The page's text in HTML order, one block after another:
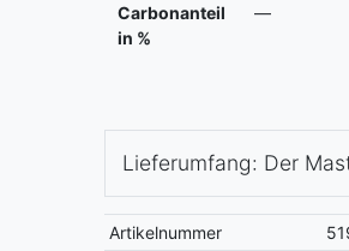
Carbonanteil
in %
—
Lieferumfang: Der
Artikelnummer